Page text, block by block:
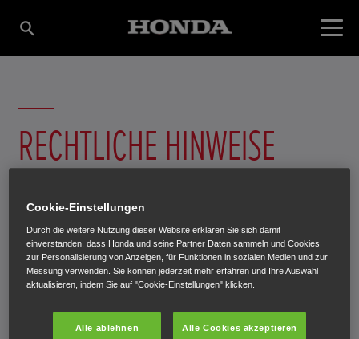
RECHTLICHE HINWEISE
Diese Website wird von der Honda Austria Branch of
Honda Motor Europe Ltd betrieben.
Alle auf dieser Website enthaltenen Angaben und
Informationen wurden von der Honda Austria Branch of
Cookie-Einstellungen
Durch die weitere Nutzung dieser Website erklären Sie sich damit
einverstanden, dass Honda und seine Partner Daten sammeln und Cookies
zur Personalisierung von Anzeigen, für Funktionen in sozialen Medien und zur
Messung verwenden. Sie können jederzeit mehr erfahren und Ihre Auswahl
aktualisieren, indem Sie auf "Cookie-Einstellungen" klicken.
Alle ablehnen Alle Cookies akzeptieren